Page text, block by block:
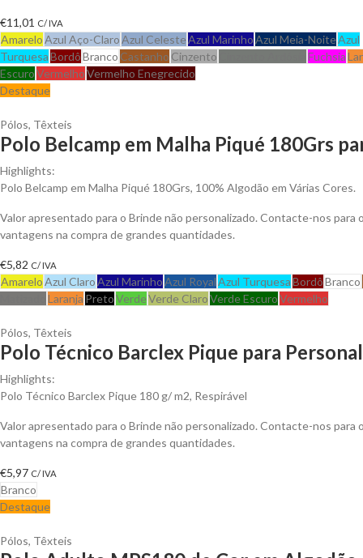
€11,01 C/ IVA
AmareloAzul Aço-ClaroAzul CelesteAzul MarinhoAzul Meia-NoiteAzul
TurquesaBordôBranco Castanho Cinzento Fuchsia
EscuroVermelhoVermelho Enegrecido
Destaque
Pólos, Têxteis
Polo Belcamp em Malha Piqué 180Grs
Highlights:
Polo Belcamp em Malha Piqué 180Grs, 100% Algodão em Várias Cores.
Valor apresentado para o Brinde não personalizado. Contacte-nos para
vantagens na compra de grandes quantidades.
€5,82 C/ IVA
AmareloAzul ClaroAzul MarinhoAzul RoyalAzul TurquesaBordôBranco
Laranja PretoVerdeVerde ClaroVerde EscuroVermelho
Pólos, Têxteis
Polo Técnico Barclex Pique para
Highlights:
Polo Técnico Barclex Pique 180 g/ m2, Respirável
Valor apresentado para o Brinde não personalizado. Contacte-nos para
vantagens na compra de grandes quantidades.
€5,97 C/ IVA
Branco
Destaque
Pólos, Têxteis